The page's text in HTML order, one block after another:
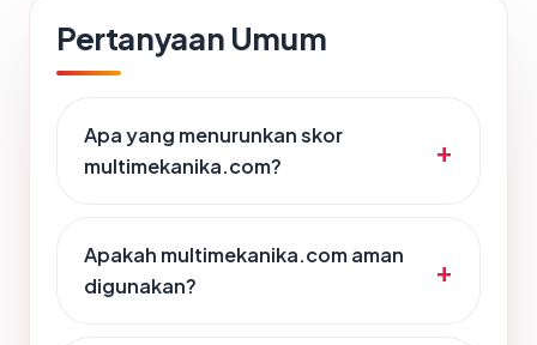
Pertanyaan Umum
Apa yang menurunkan skor
multimekanika.com?
Apakah multimekanika.com aman
digunakan?